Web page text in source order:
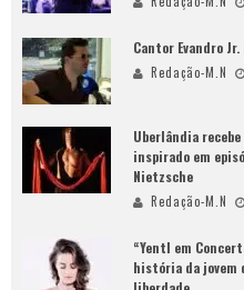
Cantor Evandro
Redação-M.N
Uberlândia
inspirado em
Nietzsche
Redação-M.N
“Yentl em
história da jovem